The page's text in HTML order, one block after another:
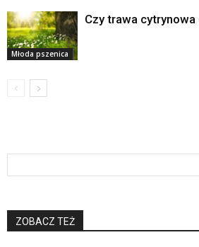
Młoda pszenica
Czy trawa
ZOBACZ TEŻ